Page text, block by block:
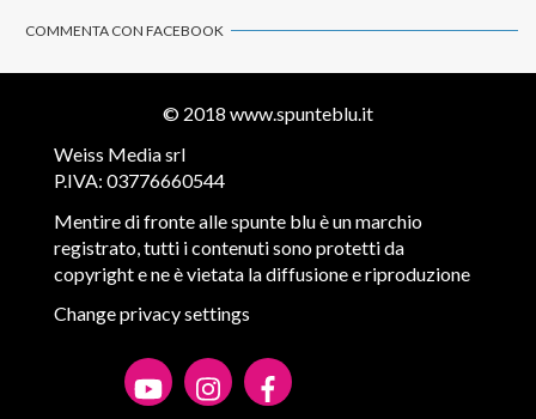
COMMENTA CON FACEBOOK
© 2018 www.spunteblu.it
Weiss Media srl
P.IVA: 03776660544
Mentire di fronte alle spunte blu è un marchio
registrato, tutti i contenuti sono protetti da
copyright e ne è vietata la diffusione e riproduzione
Change privacy settings